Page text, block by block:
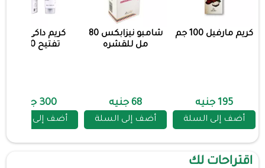
كريم مارفيل 100 جم
195 جنيه
أضف إلى السلة
شامبو نيزابكس 80
مل للقشره
68 جنيه
أضف إلى السلة
كريم داكى كريم
تفتيح 60جم
300 جنيه
أضف إلى السلة
اقتراحات لك